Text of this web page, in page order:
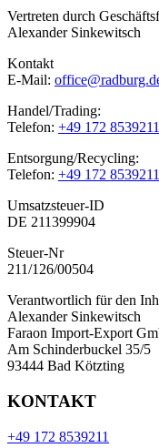
Vertreten durch
Alexander Sinkewitsch
Kontakt
E-Mail:
Handel/Trading:
Telefon: +49 172 8539211
Entsorgung/Recycling:
Telefon: +49 172 8539211
Umsatzsteuer-ID
DE 211399904
Steuer-Nr
211/126/00504
Verantwortlich für den
Alexander Sinkewitsch
Faraon Import-Export
Am Schinderbuckel 35/5
93444 Bad Kötzting
KONTAKT
+49 172 8539211